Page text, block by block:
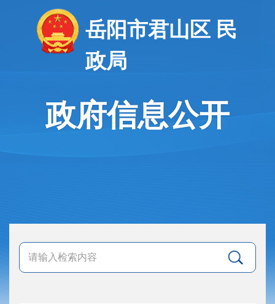
岳阳市君山区 民
政局
政府信息公开